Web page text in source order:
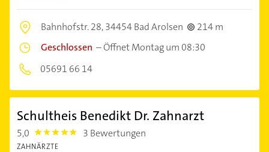
Bahnhofstr. 28,34454 Bad Arolsen
214 m
Geschlossen –Öffnet Montag um 08:30
05691 66 14
Schultheis Benedikt Dr. Zahnarzt
5,0 5.0 3 Bewertungen
ZAHNÄRZTE